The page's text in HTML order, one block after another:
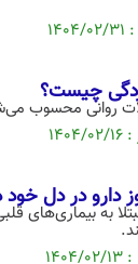
چیست؟
روانی محسوب
در دل خود
به بیماری‌های